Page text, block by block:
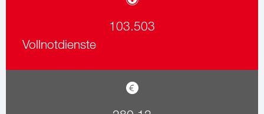
103.503
Vollnotdienste